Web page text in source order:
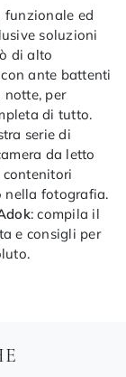
funzionale ed
soluzioni
di alto
ante battenti
per
di tutto.
serie di
da letto
nella fotografia.
: compila il
e consigli per